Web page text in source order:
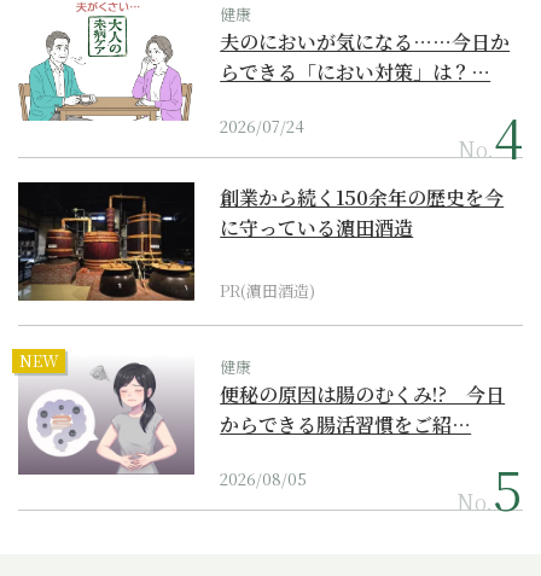
健康
夫のにおいが気になる……今日か
らできる「におい対策」は？…
2026/07/24
No.
創業から続く150余年の歴史を今
に守っている濵田酒造
PR(濵田酒造)
NEW 健康
便秘の原因は腸のむくみ!? 今日
からできる腸活習慣をご紹…
2026/08/05
No.